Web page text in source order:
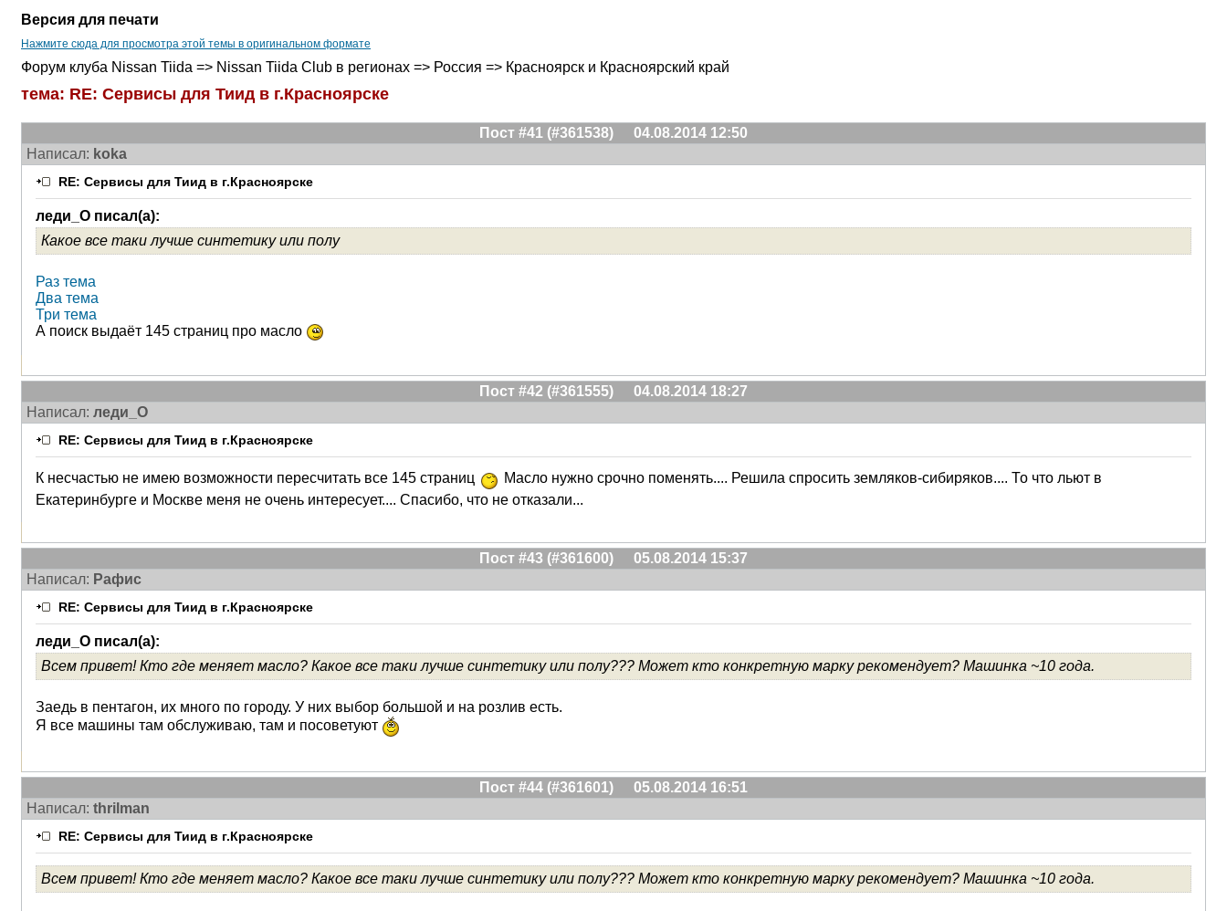
Версия для печати
Нажмите сюда для просмотра этой темы в оригинальном формате
Форум клуба Nissan Tiida => Nissan Tiida Club в регионах => Россия => Красноярск и Красноярский край
тема: RE: Сервисы для Тиид в г.Красноярске
Пост #41 (#361538)
04.08.2014 12:50
Написал: koka
RE: Сервисы для Тиид в г.Красноярске
леди_О писал(а):
Какое все таки лучше синтетику или полу
Раз тема
Два тема
Три тема
А поиск выдаёт 145 страниц про масло
Пост #42 (#361555)
04.08.2014 18:27
Написал: леди_О
RE: Сервисы для Тиид в г.Красноярске
К несчастью не имею возможности пересчитать все 145 страниц
Масло нужно срочно поменять.... Решила спросить земляков-сибиряков.... То что льют в
Екатеринбурге и Москве меня не очень интересует.... Спасибо, что не отказали...
Пост #43 (#361600)
05.08.2014 15:37
Написал: Рафис
RE: Сервисы для Тиид в г.Красноярске
леди_О писал(а):
Всем привет! Кто где меняет масло? Какое все таки лучше синтетику или полу??? Может кто конкретную марку рекомендует? Машинка ~10 года.
Заедь в пентагон, их много по городу. У них выбор большой и на розлив есть.
Я все машины там обслуживаю, там и посоветуют
Пост #44 (#361601)
05.08.2014 16:51
Написал: thrilman
RE: Сервисы для Тиид в г.Красноярске
Всем привет! Кто где меняет масло? Какое все таки лучше синтетику или полу??? Может кто конкретную марку рекомендует? Машинка ~10 года.